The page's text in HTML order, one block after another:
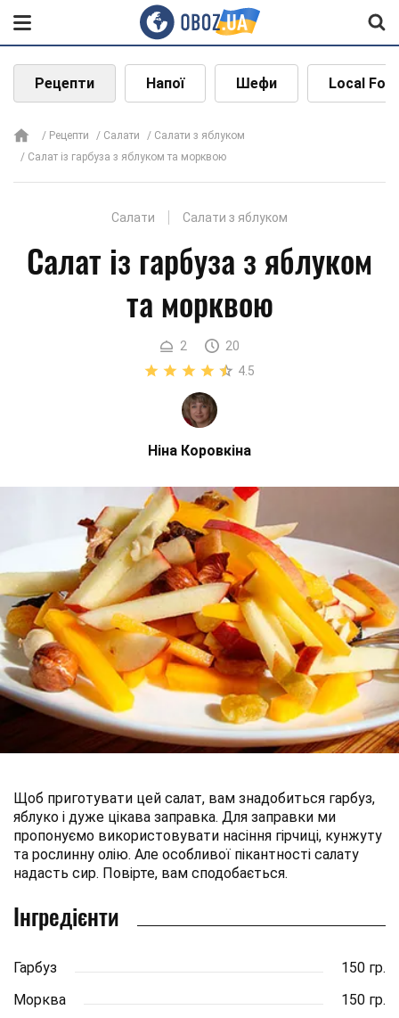
Рецепти Напої Шефи Local
Рецепти Салати
Салати з яблуком
Салат із гарбуза з яблуком та морквою
Салати Салати з яблуком
Салат із гарбуза з яблуком
та морквою
2
20
4.5
Ніна Коровкіна
Щоб приготувати цей салат, вам знадобиться гарбуз,
яблуко і дуже цікава заправка. Для заправки ми
пропонуємо використовувати насіння гірчиці, кунжуту
та рослинну олію. Але особливої пікантності салату
надасть сир. Повірте, вам сподобається.
Інгредієнти
Гарбуз
150 гр.
Морква
150 гр.